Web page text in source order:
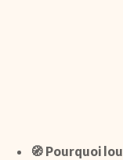
🧭 Pourquoi